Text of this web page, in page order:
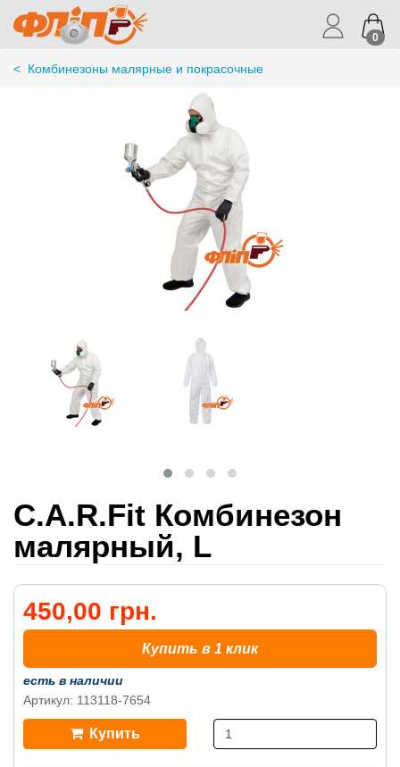
0
< Комбинезоны малярные и покрасочные
C.A.R.Fit Комбинезон
малярный, L
450,00 грн.
Купить в 1 клик
есть в наличии
Артикул: 113118-7654
Купить